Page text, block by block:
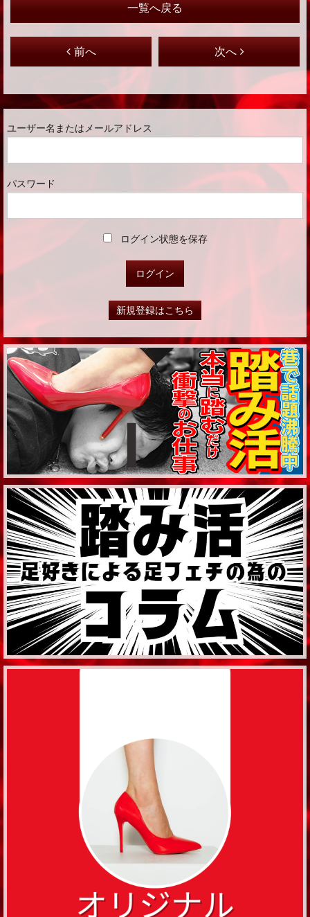
前へ
一覧へ戻る
次へ
ユーザー名またはメールアドレス
パスワード
ログイン状態を保存
新規登録はこちら